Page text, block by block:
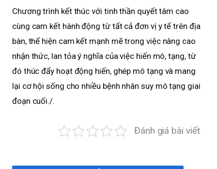
Chương trình kết thúc với tinh thần quyết tâm cao
cùng cam kết hành động từ tất cả đơn vị y tế trên địa
bàn, thể hiện cam kết mạnh mẽ trong việc nâng cao
nhận thức, lan tỏa ý nghĩa của việc hiến mô, tạng, từ
đó thúc đẩy hoạt động hiến, ghép mô tạng và mang
lại cơ hội sống cho nhiều bệnh nhân suy mô tạng giai
đoạn cuối./.
Đánh giá bài viết